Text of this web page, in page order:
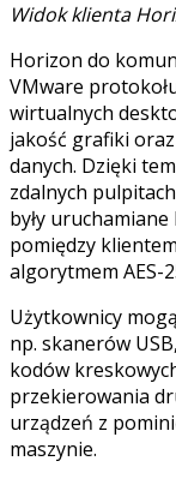
Widok klienta
Horizon do
VMware
wirtualnych
jakość grafiki
danych. Dzięki
zdalnych
były
pomiędzy
algorytmem AES-
Użytkownicy
np. skanerów
kodów
przekierowania
urządzeń z
maszynie.